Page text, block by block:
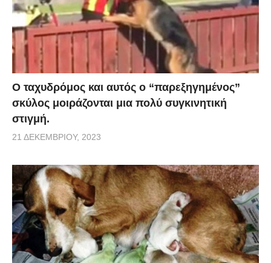
Ο ταχυδρόμος και αυτός ο “παρεξηγημένος”
σκύλος μοιράζονται μια πολύ συγκινητική
στιγμή.
21 ΔΕΚΕΜΒΡΊΟΥ, 2023